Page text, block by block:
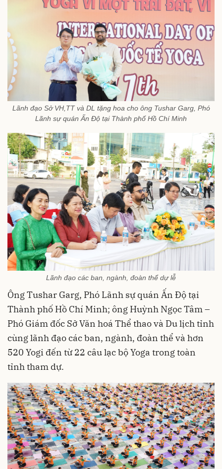
Lãnh đạo Sở VH,TT và DL tặng hoa cho ông Tushar Garg, Phó
Lãnh sự quán Ấn Độ tại Thành phố Hồ Chí Minh
Lãnh đạo các ban, ngành, đoàn thể dự lễ
ÔngTushar Garg, Phó Lãnh sự quán Ấn Độ tại
Thành phố Hồ Chí Minh; ông Huỳnh Ngọc Tâm –
Phó Giám đốc Sở Văn hoá Thể thao và Du lịch tỉnh
cùnglãnh đạo các ban, ngành, đoàn thể và hơn
520 Yogi đến từ 22 câu lạc bộ Yoga trong toàn
tỉnh tham dự.